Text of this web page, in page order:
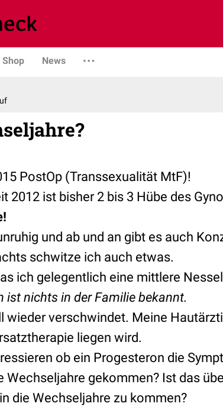
Shop News
PostOp (Transsexualität MtF)!
2012 ist bisher 2 bis 3 Hübe des
und ab und an gibt es auch
schwitze ich auch etwas.
ich gelegentlich eine mittlere
ist nichts in der Familie bekannt.
wieder verschwindet. Meine
liegen wird.
ob ein Progesteron die
Wechseljahre gekommen? Ist das
die Wechseljahre zu kommen?